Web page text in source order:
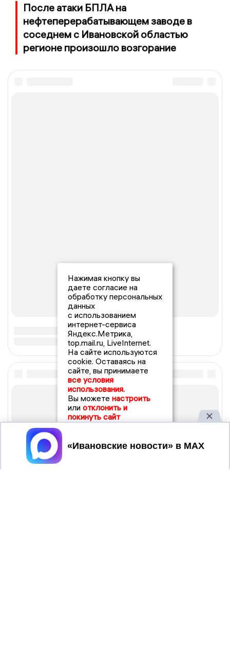
После атаки БПЛА на
нефтеперерабатывающем заводе в
соседнем с Ивановской областью
регионе произошло возгорание
Нажимая кнопку вы
даете согласие на
обработку персональных
данных
с использованием
интернет-сервиса
Яндекс.Метрика,
top.mail.ru, LiveInternet.
На сайте используются
cookie. Оставаясь на
сайте, вы принимаете
все условия
использования.
Вы можете настроить
или отклонить и
покинуть сайт
Принять